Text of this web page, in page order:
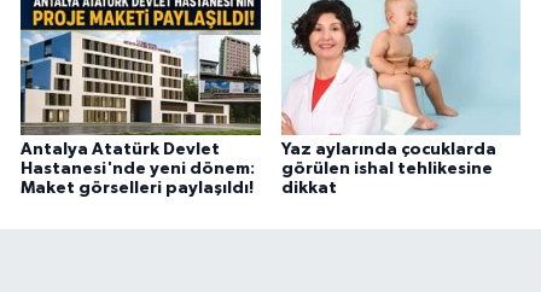
Antalya Atatürk Devlet
Hastanesi'nde yeni dönem:
Maket görselleri paylaşıldı!
Yaz aylarında çocuklarda
görülen ishal tehlikesine
dikkat